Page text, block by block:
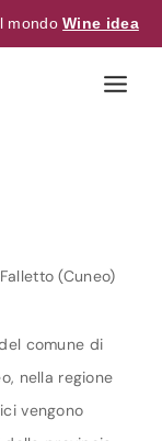
mondoWine idea
(Cuneo)
comune di
nella regione
vengono